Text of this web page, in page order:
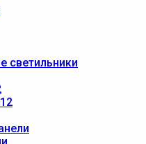
светильники